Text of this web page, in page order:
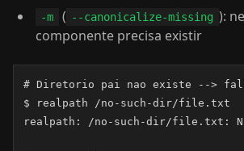
-m ( --canonicalize-missing ):
componente precisa existir
# Diretorio pai nao existe -->
$ realpath /no-such-dir/file.txt
realpath: /no-such-dir/file.txt: